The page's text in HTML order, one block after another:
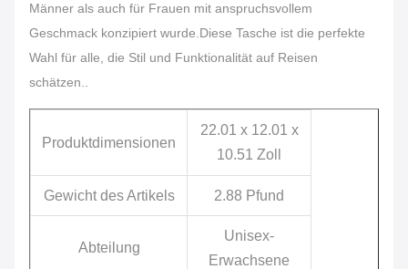
Männer als auch für Frauen mit anspruchsvollem
Geschmack konzipiert wurde.Diese Tasche ist die perfekte
Wahl für alle, die Stil und Funktionalität auf Reisen
schätzen..
Produktdimensionen
22.01 x 12.01 x
10.51 Zoll
Gewicht des Artikels 2.88 Pfund
Abteilung
Unisex-
Erwachsene